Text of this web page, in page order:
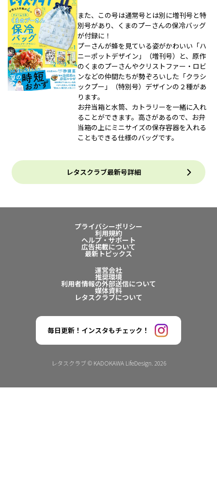
また、この号は通常号とは別に増刊号と特
別号があり、くまのプーさんの保冷バッグ
が付録に！
プーさんが蜂を見ている姿がかわいい「ハ
ニーポットデザイン」（増刊号）と、原作
のくまのプーさんやクリストファー・ロビ
ンなどの仲間たちが勢ぞろいした「クラシ
ックプー」（特別号）デザインの２種があ
ります。
お弁当箱と水筒、カトラリーを一緒に入れ
ることができます。高さがあるので、お弁
当箱の上にミニサイズの保存容器を入れる
こともできる仕様のバッグです。
レタスクラブ最新号詳細
プライバシーポリシー
利用規約
ヘルプ・サポート
広告掲載について
最新トピックス
運営会社
推奨環境
利用者情報の外部送信について
媒体資料
レタスクラブについて
毎日更新！インスタもチェック！
レタスクラブ © KADOKAWA LifeDesign. 2026